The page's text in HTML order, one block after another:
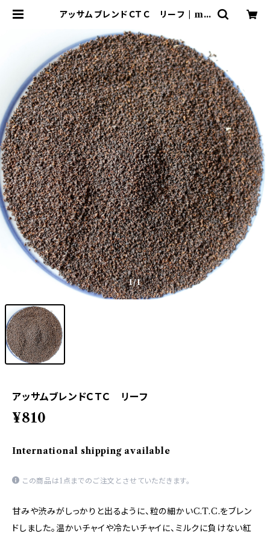
アッサムブレンドＣＴＣ リーフ | mo
1/1
アッサムブレンドＣＴＣ リーフ
¥810
International shipping available
この商品は1点までのご注文とさせていただきます。
甘みや渋みがしっかりと出るように、粒の細かいC.T.C.をブレン
ドしました。温かいチャイや冷たいチャイに、ミルクに負けない紅